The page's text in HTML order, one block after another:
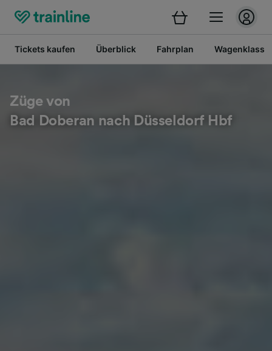
Tickets kaufen Überblick Fahrplan
Züge von
Bad Doberan nach Düsseldorf Hbf